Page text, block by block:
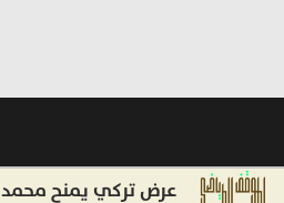
عرض تركي يمنح محمد صلاح